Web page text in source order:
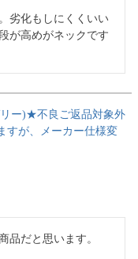
劣化もしにくくいい
が高めがネックです
ー)★不良ご返品対象外
すが、メーカー仕様変
品だと思います。